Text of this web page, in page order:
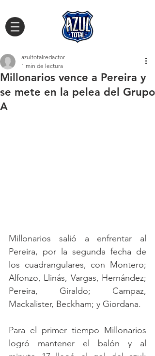
Millonarios vence a Pereira y
se mete en la pelea del Grupo
A
azultotalredactor
1 min de lectura
Millonarios salió a enfrentar al
Pereira, por la segunda fecha de
los cuadrangulares, con Montero;
Alfonzo, Llinás, Vargas, Hernández;
Pereira, Giraldo; Campaz,
Mackalister, Beckham; y Giordana.
Para el primer tiempo Millonarios
logró mantener el balón y al